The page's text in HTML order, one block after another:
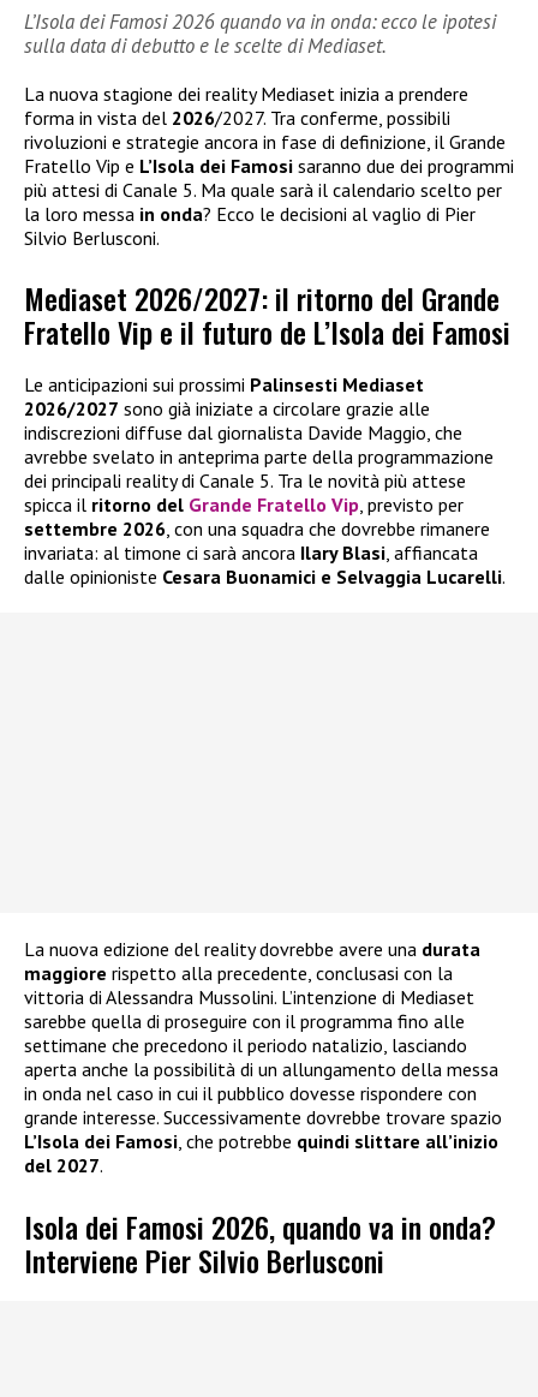
L’Isola dei Famosi 2026 quando va in onda: ecco le ipotesi
sulla data di debutto e le scelte di Mediaset.
La nuova stagione dei reality Mediaset inizia a prendere
forma in vista del 2026/2027. Tra conferme, possibili
rivoluzioni e strategie ancora in fase di definizione, il Grande
Fratello Vip e L’Isola dei Famosi saranno due dei programmi
più attesi di Canale 5. Ma quale sarà il calendario scelto per
la loro messa in onda? Ecco le decisioni al vaglio di Pier
Silvio Berlusconi.
Mediaset 2026/2027: il ritorno del Grande
Fratello Vip e il futuro de L’Isola dei Famosi
Le anticipazioni sui prossimi Palinsesti Mediaset
2026/2027 sono già iniziate a circolare grazie alle
indiscrezioni diffuse dal giornalista Davide Maggio, che
avrebbe svelato in anteprima parte della programmazione
dei principali reality di Canale 5. Tra le novità più attese
spicca il ritorno del Grande Fratello Vip, previsto per
settembre 2026, con una squadra che dovrebbe rimanere
invariata: al timone ci sarà ancora Ilary Blasi, affiancata
dalle opinioniste Cesara Buonamici e Selvaggia Lucarelli.
La nuova edizione del reality dovrebbe avere una durata
maggiore rispetto alla precedente, conclusasi con la
vittoria di Alessandra Mussolini. L’intenzione di Mediaset
sarebbe quella di proseguire con il programma fino alle
settimane che precedono il periodo natalizio, lasciando
aperta anche la possibilità di un allungamento della messa
in onda nel caso in cui il pubblico dovesse rispondere con
grande interesse. Successivamente dovrebbe trovare spazio
L’Isola dei Famosi, che potrebbe quindi slittare all’inizio
del 2027.
Isola dei Famosi 2026, quando va in onda?
Interviene Pier Silvio Berlusconi